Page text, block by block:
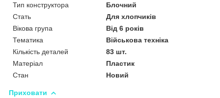
Тип конструктора
Блочний
Стать
Для хлопчиків
Вікова група
Від 6 років
Тематика
Військова техніка
Кількість деталей
83 шт.
Матеріал
Пластик
Стан
Новий
Приховати